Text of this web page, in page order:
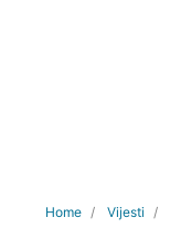
Home Vijesti